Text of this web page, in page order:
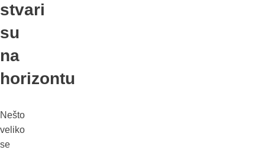
stvari
su
na
horizontu
Nešto
veliko
se